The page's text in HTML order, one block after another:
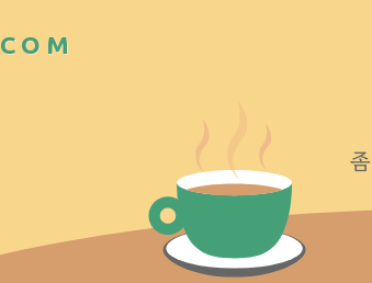
C O M
좀